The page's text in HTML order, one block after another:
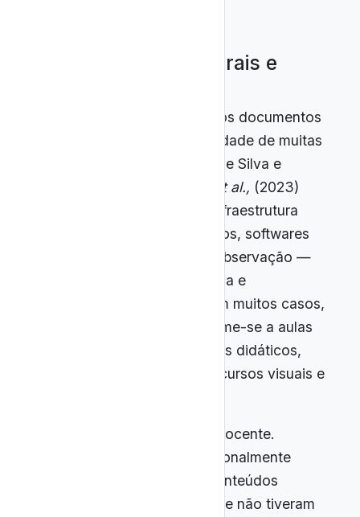
2.2 Desafios estruturais e
A presença da Astronomia nos documentos
oficiais contrasta com a realidade de muitas
escolas brasileiras. Estudos de Silva e
et al., (2023)
indicam que a ausência de infraestrutura
adequada — como telescópios, softwares
de simulação e espaços de observação —
compromete a vivência prática e
investigativa da disciplina. Em muitos casos,
o ensino de Astronomia resume-se a aulas
expositivas apoiadas em livros didáticos,
com pouca exploração de recursos visuais e
Outro desafio é a formação docente.
Professores de Física, tradicionalmente
responsáveis por ministrar conteúdos
astronômicos, frequentemente não tiveram